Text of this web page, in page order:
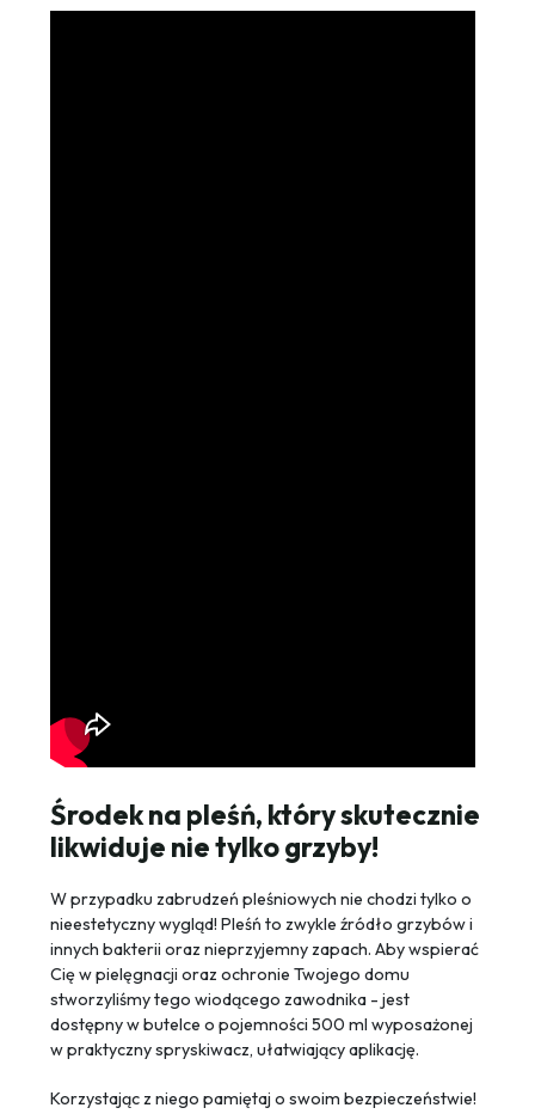
Środek na pleśń, który skutecznie
likwiduje nie tylko grzyby!
W przypadku zabrudzeń pleśniowych nie chodzi tylko o
nieestetyczny wygląd! Pleśń to zwykle źródło grzybów i
innych bakterii oraz nieprzyjemny zapach. Aby wspierać
Cię w pielęgnacji oraz ochronie Twojego domu
stworzyliśmy tego wiodącego zawodnika - jest
dostępny w butelce o pojemności 500 ml wyposażonej
w praktyczny spryskiwacz, ułatwiający aplikację.
Korzystając z niego pamiętaj o swoim bezpieczeństwie!